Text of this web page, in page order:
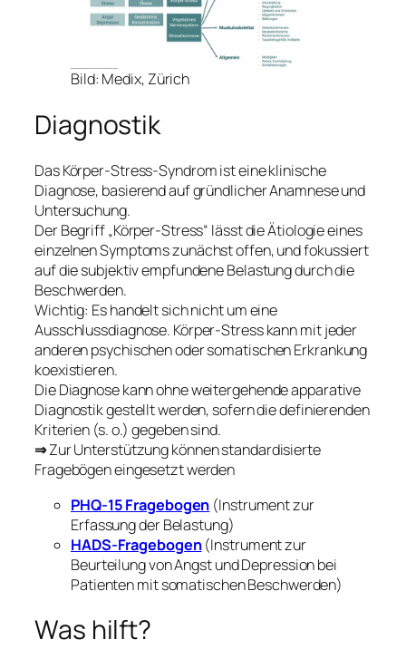
Bild: Medix, Zürich
Diagnostik
Das Körper-Stress-Syndrom ist eine klinische
Diagnose, basierend auf gründlicher Anamnese und
Untersuchung.
Der Begriff „Körper-Stress“ lässt die Ätiologie eines
einzelnen Symptoms zunächst offen, und fokussiert
auf die subjektiv empfundene Belastung durch die
Beschwerden.
Wichtig: Es handelt sich nicht um eine
Ausschlussdiagnose. Körper-Stress kann mit jeder
anderen psychischen oder somatischen Erkrankung
koexistieren.
Die Diagnose kann ohne weitergehende apparative
Diagnostik gestellt werden, sofern die definierenden
Kriterien (s. o.) gegeben sind.
⇒Zur Unterstützung können standardisierte
Fragebögen eingesetzt werden
PHQ-15 Fragebogen (Instrument zur
Erfassung der Belastung)
HADS-Fragebogen(Instrument zur
Beurteilung von Angst und Depression bei
Patienten mit somatischen Beschwerden)
Was hilft?